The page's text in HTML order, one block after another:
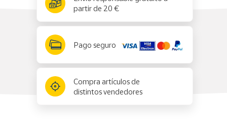
partir de 20 €
Pago seguro
Compra artículos de
distintos vendedores